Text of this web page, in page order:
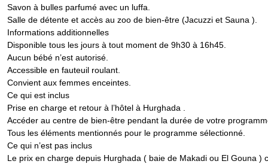
Savon à bulles parfumé avec un luffa.
Salle de détente et accès au zoo de bien-être (Jacuzzi et Sauna ).
Informations additionnelles
Disponible tous les jours à tout moment de 9h30 à 16h45.
Aucun bébé n’est autorisé.
Accessible en fauteuil roulant.
Convient aux femmes enceintes.
Ce qui est inclus
Prise en charge et retour à l’hôtel à Hurghada .
Accéder au centre de bien-être pendant la durée de votre
Tous les éléments mentionnés pour le programme sélectionné.
Ce qui n’est pas inclus
Le prix en charge depuis Hurghada ( baie de Makadi ou El Gouna )